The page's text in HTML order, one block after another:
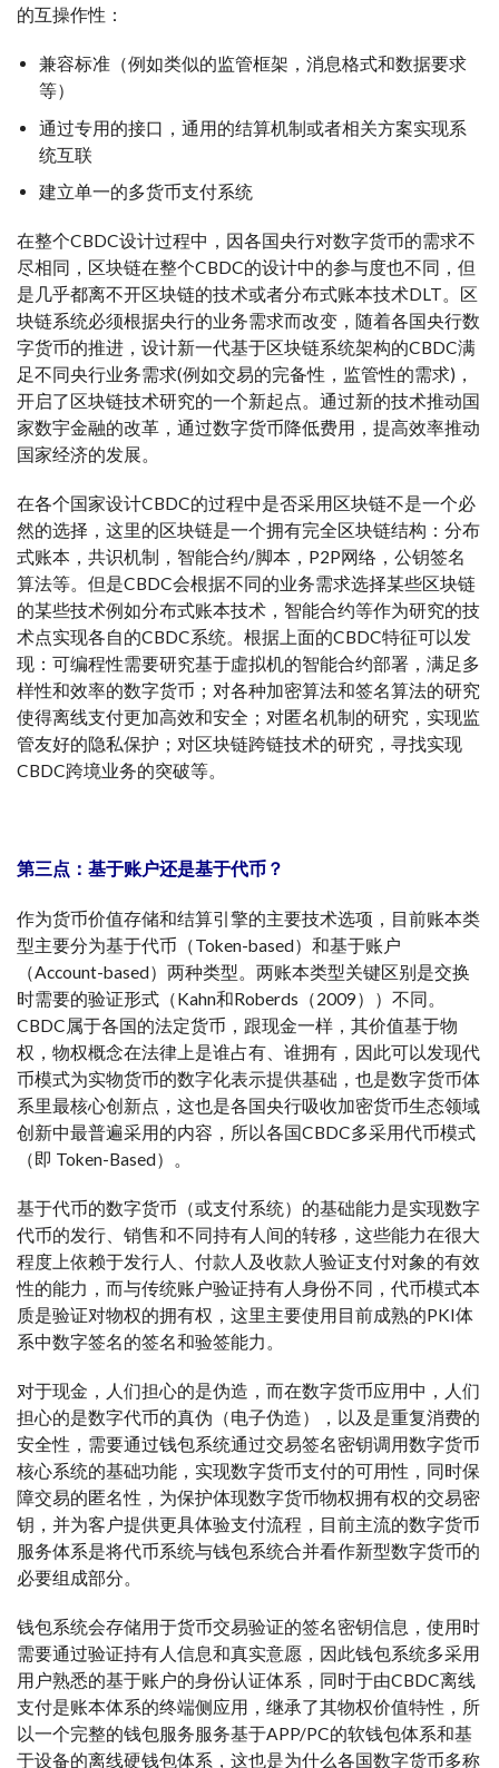
的互操作性：
兼容标准（例如类似的监管框架，消息格式和数据要求
等）
通过专用的接口，通用的结算机制或者相关方案实现系
统互联
建立单一的多货币支付系统
在整个CBDC设计过程中，因各国央行对数字货币的需求不
尽相同，区块链在整个CBDC的设计中的参与度也不同，但
是几乎都离不开区块链的技术或者分布式账本技术DLT。区
块链系统必须根据央行的业务需求而改变，随着各国央行数
字货币的推进，设计新一代基于区块链系统架构的CBDC满
足不同央行业务需求(例如交易的完备性，监管性的需求)，
开启了区块链技术研究的一个新起点。通过新的技术推动国
家数宇金融的改革，通过数字货币降低费用，提高效率推动
国家经济的发展。
在各个国家设计CBDC的过程中是否采用区块链不是一个必
然的选择，这里的区块链是一个拥有完全区块链结构：分布
式账本，共识机制，智能合约/脚本，P2P网络，公钥签名
算法等。但是CBDC会根据不同的业务需求选择某些区块链
的某些技术例如分布式账本技术，智能合约等作为研究的技
术点实现各自的CBDC系统。根据上面的CBDC特征可以发
现：可编程性需要研究基于虛拟机的智能合约部署，满足多
样性和效率的数字货币；对各种加密算法和签名算法的研究
使得离线支付更加高效和安全；对匿名机制的研究，实现监
管友好的隐私保护；对区块链跨链技术的研究，寻找实现
CBDC跨境业务的突破等。
第三点：基于账户还是基于代币？
作为货币价值存储和结算引擎的主要技术选项，目前账本类
型主要分为基于代币（Token-based）和基于账户
（Account-based）两种类型。两账本类型关键区别是交换
时需要的验证形式（Kahn和Roberds（2009））不同。
CBDC属于各国的法定货币，跟现金一样，其价值基于物
权，物权概念在法律上是谁占有、谁拥有，因此可以发现代
币模式为实物货币的数字化表示提供基础，也是数字货币体
系里最核心创新点，这也是各国央行吸收加密货币生态领域
创新中最普遍采用的内容，所以各国CBDC多采用代币模式
（即 Token-Based）。
基于代币的数字货币（或支付系统）的基础能力是实现数字
代币的发行、销售和不同持有人间的转移，这些能力在很大
程度上依赖于发行人、付款人及收款人验证支付对象的有效
性的能力，而与传统账户验证持有人身份不同，代币模式本
质是验证对物权的拥有权，这里主要使用目前成熟的PKI体
系中数字签名的签名和验签能力。
对于现金，人们担心的是伪造，而在数字货币应用中，人们
担心的是数字代币的真伪（电子伪造），以及是重复消费的
安全性，需要通过钱包系统通过交易签名密钥调用数字货币
核心系统的基础功能，实现数字货币支付的可用性，同时保
障交易的匿名性，为保护体现数字货币物权拥有权的交易密
钥，并为客户提供更具体验支付流程，目前主流的数字货币
服务体系是将代币系统与钱包系统合并看作新型数字货币的
必要组成部分。
钱包系统会存储用于货币交易验证的签名密钥信息，使用时
需要通过验证持有人信息和真实意愿，因此钱包系统多采用
用户熟悉的基于账户的身份认证体系，同时于由CBDC离线
支付是账本体系的终端侧应用，继承了其物权价值特性，所
以一个完整的钱包服务服务基于APP/PC的软钱包体系和基
于设备的离线硬钱包体系，这也是为什么各国数字货币多称